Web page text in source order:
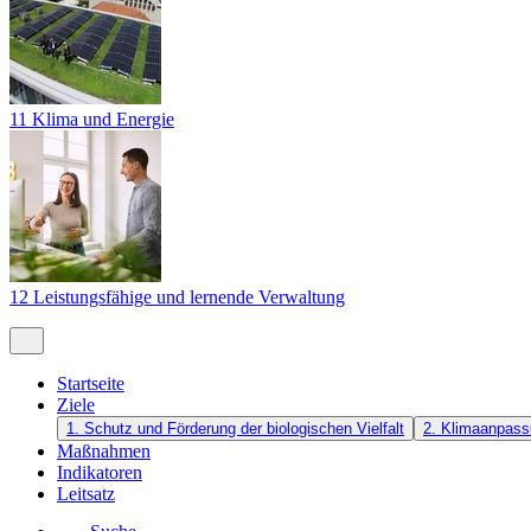
11 Klima und Energie
12 Leistungsfähige und lernende Verwaltung
Startseite
Ziele
1. Schutz und Förderung der biologischen Vielfalt 2.
Maßnahmen
Indikatoren
Leitsatz